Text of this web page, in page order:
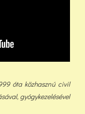
óta közhasznú civil
gyógykezelésével